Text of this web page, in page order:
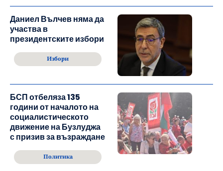
Даниел Вълчев няма да
участва в
президентските избори
Избори
БСП отбеляза 135
години от началото на
социалистическото
движение на Бузлуджа
с призив за възраждане
Политика